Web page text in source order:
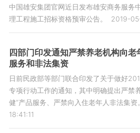
中国雄安集团官网近日发布雄安商务服务
理工程施工招标资格预审公告。
2019-
四部门印发通知严禁养老机构向老
服务和非法集资
日前民政部等部门联合印发了关于做好
专项行动工作的通知，其中明确提出严禁
健”产品服务、严禁向入住老年人非法集资。
18:41:11